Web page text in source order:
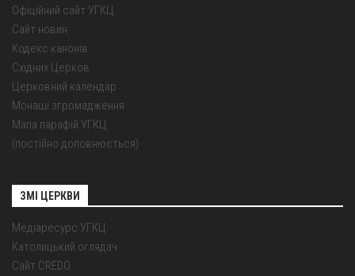
Офіційний сайт УГКЦ
Сайт новин
Кодекс канонів
Східних Церков
Церковний календар
Монаші згромадження
Мапа парафій УГКЦ
(постійно доповнюється)
ЗМІ ЦЕРКВИ
Медіаресурс УГКЦ
Католицький оглядач
Сайт CREDO